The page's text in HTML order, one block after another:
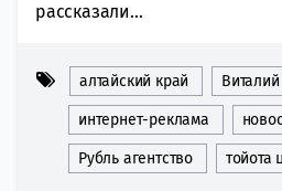
рассказали...
алтайский край
интернет-реклама
Рубль агентство тойота